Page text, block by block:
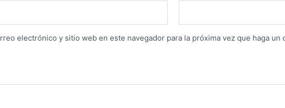
electrónico y sitio web en este navegador para la próxima vez que haga un